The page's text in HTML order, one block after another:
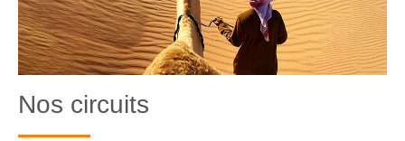
Nos circuits